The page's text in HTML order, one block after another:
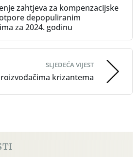
zahtjeva za kompenzacijske
depopuliranim
za 2024. godinu
SLJEDEĆA VIJEST
krizantema